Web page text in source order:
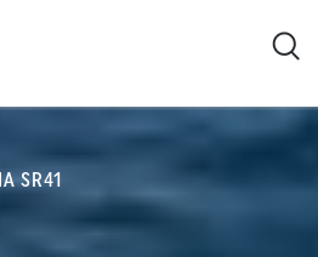
SR41